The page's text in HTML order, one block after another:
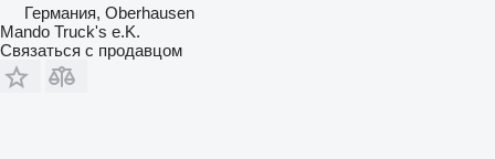
Германия, Oberhausen
Mando Truck's e.K.
Связаться с продавцом